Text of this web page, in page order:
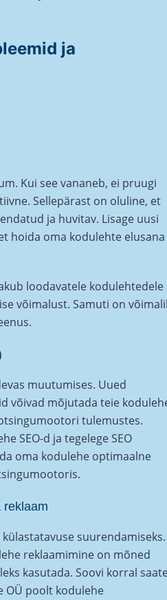
ja
Kui see vananeb, ei pruugi
Sellepärast on oluline, et
ja huvitav. Lisage uusi
hoida oma kodulehte elusana
loodavatele kodulehtedele
võimalust. Samuti on
muutumises. Uued
võivad mõjutada teie
tulemustes.
SEO-d ja tegelege SEO
oma kodulehe optimaalne
reklaam
suurendamiseks.
reklaamimine on mõned
kasutada. Soovi korral
OÜ poolt kodulehe